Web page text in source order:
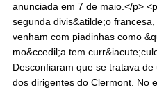
anunciada em 7 de maio.</p>
segunda divis&atilde;o
venham com piadinhas como
mo&ccedil;a tem
Desconfiaram que se tratava
dos dirigentes do Clermont. No